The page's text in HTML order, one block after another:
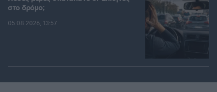
στο δρόμο;
05.08.2026, 13:57